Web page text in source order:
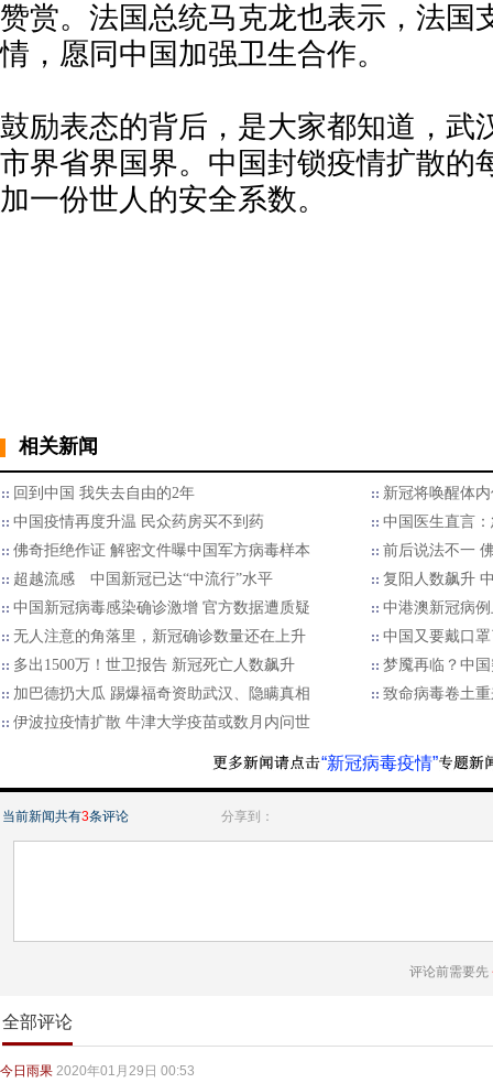
赞赏。法国总统马克龙也表示，法国
情，愿同中国加强卫生合作。
鼓励表态的背后，是大家都知道，武
市界省界国界。中国封锁疫情扩散的
加一份世人的安全系数。
相关新闻
回到中国 我失去自由的2年
新冠将唤醒体
中国疫情再度升温 民众药房买不到药
中国医生直言
佛奇拒绝作证 解密文件曝中国军方病毒样本
前后说法不一
超越流感 中国新冠已达“中流行”水平
复阳人数飙升
中国新冠病毒感染确诊激增 官方数据遭质疑
中港澳新冠病
无人注意的角落里，新冠确诊数量还在上升
中国又要戴口
多出1500万！世卫报告 新冠死亡人数飙升
梦魇再临？中
加巴德扔大瓜 踢爆福奇资助武汉、隐瞒真相
致命病毒卷土
伊波拉疫情扩散 牛津大学疫苗或数月内问世
“新冠病毒疫情”
当前新闻共有3条评论 分享到：
评论前需要先
全部评论
今日雨果 2020年01月29日 00:53